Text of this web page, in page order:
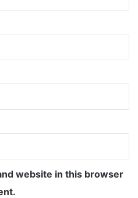
website in this browser